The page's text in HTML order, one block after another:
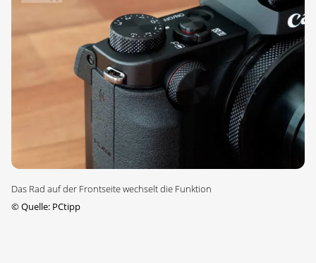
Das Rad auf der Frontseite wechselt die Funktion
©Quelle: PCtipp